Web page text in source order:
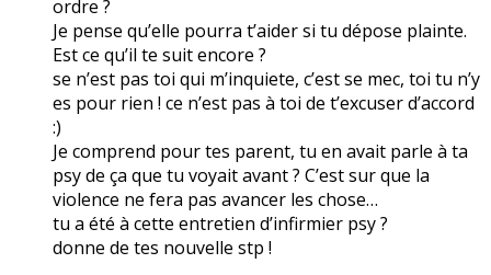
ordre ?
Je pense qu’elle pourra t’aider si tu dépose plainte.
Est ce qu’il te suit encore ?
se n’est pas toi qui m’inquiete, c’est se mec, toi tu n’y
es pour rien ! ce n’est pas à toi de t’excuser d’accord
:)
Je comprend pour tes parent, tu en avait parle à ta
psy de ça que tu voyait avant ? C’est sur que la
violence ne fera pas avancer les chose…
tu a été à cette entretien d’infirmier psy ?
donne de tes nouvelle stp !